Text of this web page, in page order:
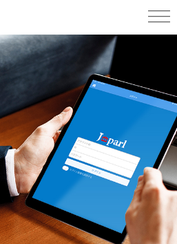
ス/ j-parl